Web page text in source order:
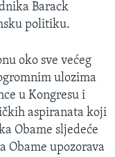
Barack
politiku.
oko sve većeg
ulozima
u Kongresu i
aspiranata koji
Obame sljedeće
Obame upozorava